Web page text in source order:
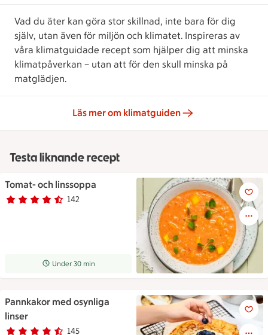
Vad du äter kan göra stor skillnad, inte bara för dig
själv, utan även för miljön och klimatet. Inspireras av
våra klimatguidade recept som hjälper dig att minska
klimatpåverkan – utan att för den skull minska på
matglädjen.
Läs mer om klimatguiden
Testa liknande recept
Tomat- och linssoppa
Betyg 4.6 av 5. 142
142 personer har röstat
Receptet tar Under 30 min att tillaga
Under 30 min
Tomat- och linssoppa
Pannkakor med osynliga
linser
Betyg 4.7 av 5. 145
145 personer har röstat
Pannkakor med osynliga linser